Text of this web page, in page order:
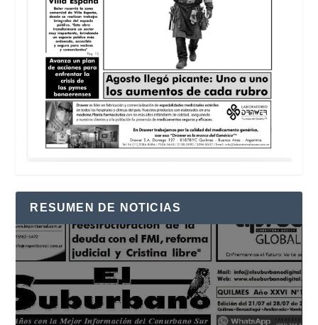
RESUMEN DE NOTICIAS
Reproductor
de
vídeo